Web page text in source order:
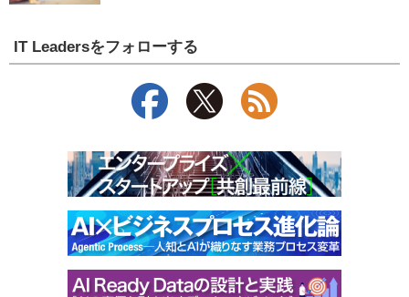
IT Leadersをフォローする